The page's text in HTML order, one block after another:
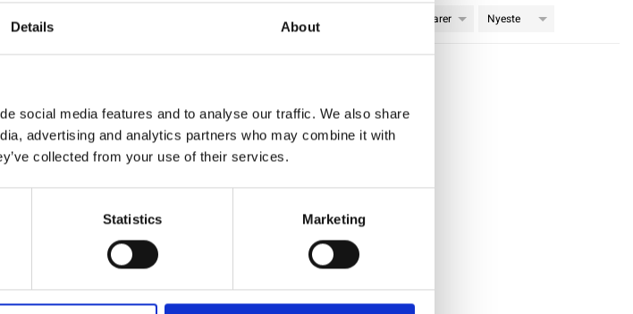
Details About
social media features and to analyse our traffic. We also share
advertising and analytics partners who may combine it with
collected from your use of their services.
Statistics Marketing